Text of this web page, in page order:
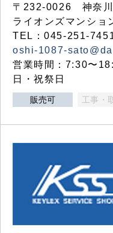
〒232-0026 神奈
ライオンズマンシ
TEL：045-251-
oshi-1087-
営業時間：7:30〜
日・祝祭日
販売可 工事・